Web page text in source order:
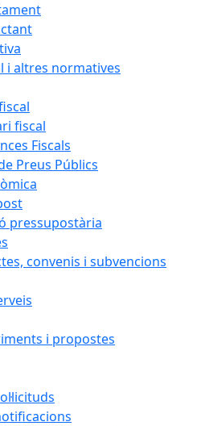
i altres normatives
fiscal
Fiscals
Preus Públics
pressupostària
convenis i subvencions
i propostes